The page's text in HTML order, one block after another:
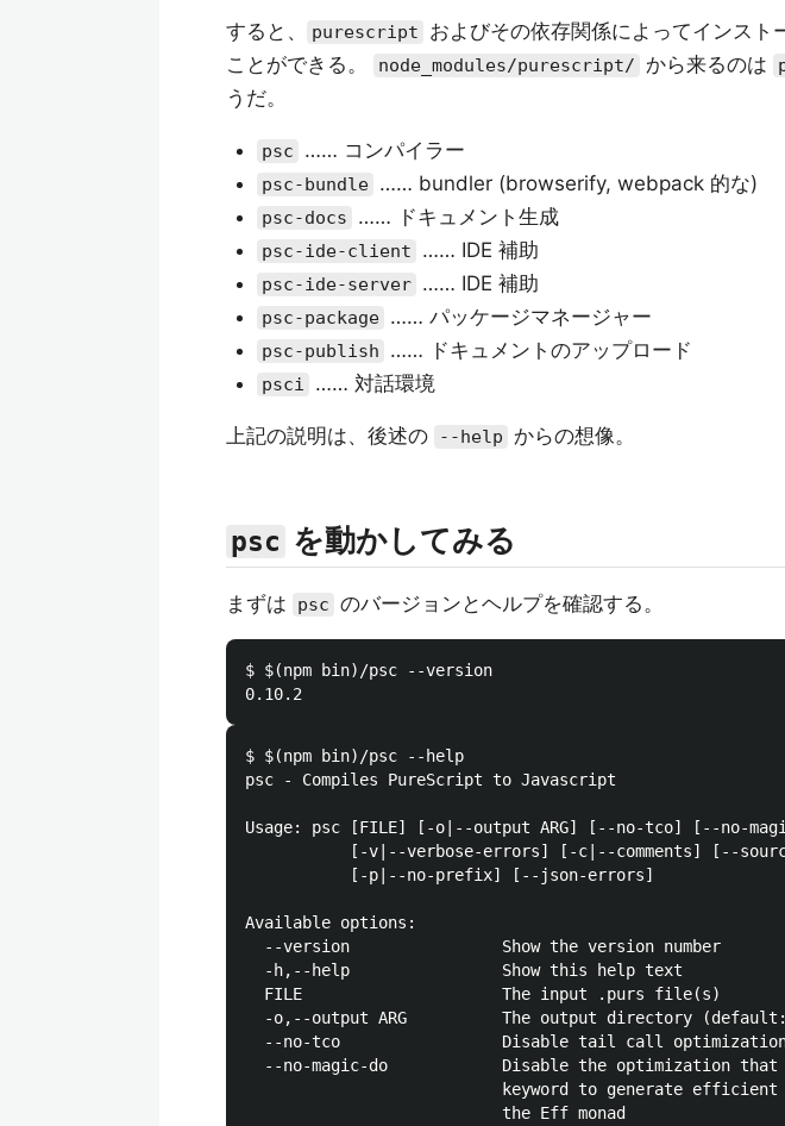
すると、 purescript
およびその依存関係によってインスト
ことができる。
node_modules/purescript/ から来るのは
うだ。
psc …… コンパイラー
psc-bundle …… bundler (browserify, webpack 的な)
psc-docs …… ドキュメント生成
psc-ide-client …… IDE 補助
psc-ide-server …… IDE 補助
psc-package …… パッケージマネージャー
psc-publish …… ドキュメントのアップロード
psci …… 対話環境
上記の説明は、後述の --help からの想像。
psc を動かしてみる
まずは psc のバージョンとヘルプを確認する。
$ $(npm bin)/psc --version
$ $(npm bin)/psc --help
psc - Compiles PureScript to Javascript
Usage: psc [FILE] [-o|--output ARG] [--no-tco] [--no-
[-v|--verbose-errors] [-c|--comments] [--
           [-p|--no-prefix] [--json-errors]
Available options:
  --version                Show the version number
  -h,--help                Show this help text
  FILE                     The input .purs file(s)
-o,--output ARG          The output directory
--no-tco                 Disable tail call
--no-magic-do            Disable the optimization that
keyword to generate
                           the Eff monad